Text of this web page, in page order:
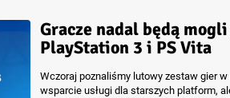
Gracze nadal będą
PlayStation 3 i PS Vita
Wczoraj poznaliśmy lutowy zestaw gier
wsparcie usługi dla starszych platform,